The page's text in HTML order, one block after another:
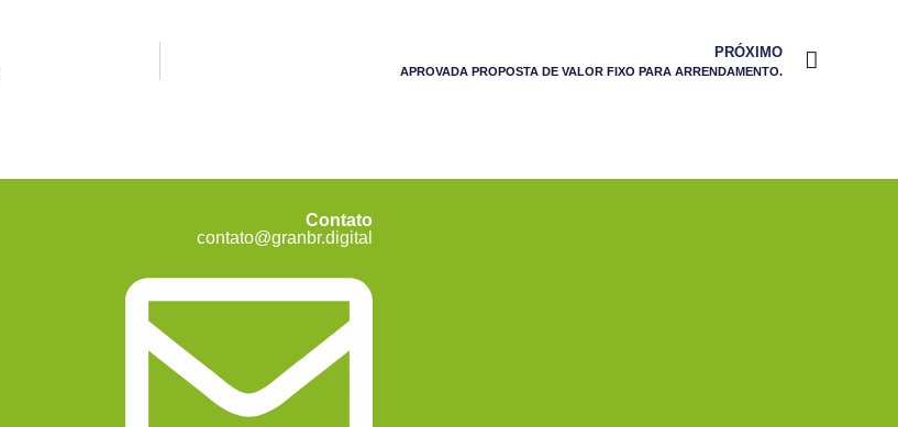
PRÓXIMO
APROVADA PROPOSTA DE VALOR FIXO PARA ARRENDAMENTO.
Contato
contato@granbr.digital